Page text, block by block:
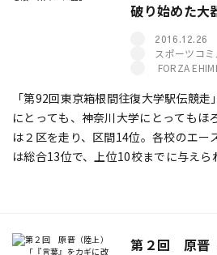
破り始めた大
2016.12.26
スポーツコ
FORZA
「第92回東京箱根間往復大学駅伝競
にとっても、神奈川大学にとってもほ
は２区を走り、区間14位。各校のエー
は総合13位で、上位10校までに与え
第２回 原晋